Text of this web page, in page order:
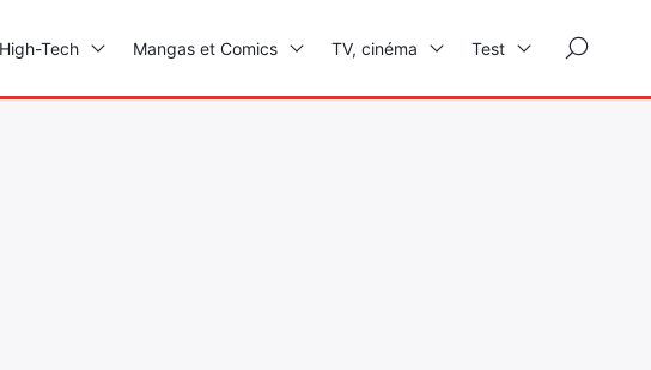
High-Tech Mangas et Comics TV, cinéma Test